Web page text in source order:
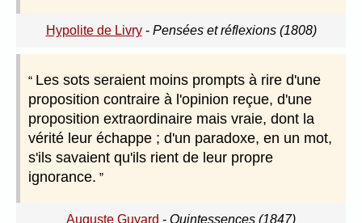
Hypolite de Livry- Pensées et réflexions (1808)
Les sots seraient moins prompts à rire d'une
proposition contraire à l'opinion reçue, d'une
proposition extraordinaire mais vraie, dont la
vérité leur échappe ; d'un paradoxe, en un mot,
s'ils savaient qu'ils rient de leur propre
ignorance.
Auguste Guyard - Quintessences (1847)